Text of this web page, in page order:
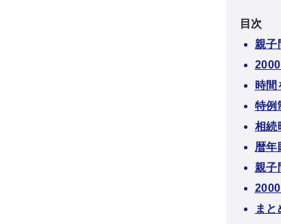
目次
親子
時
特例
相続
暦年
親子
まと